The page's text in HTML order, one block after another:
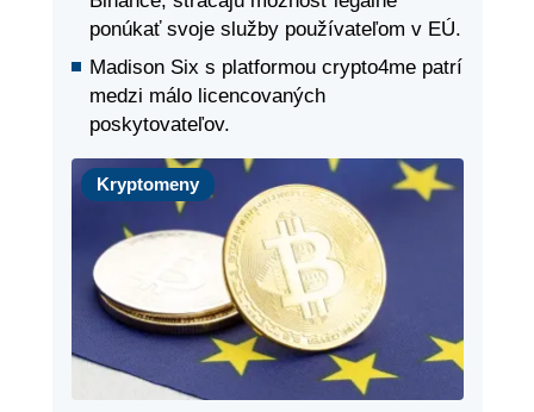
ponúkať svoje služby používateľom v EÚ.
Madison Six s platformou crypto4me patrí
medzi málo licencovaných
poskytovateľov.
Kryptomeny
Kryptomeny